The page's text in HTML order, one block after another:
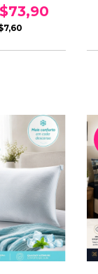
Qualidade